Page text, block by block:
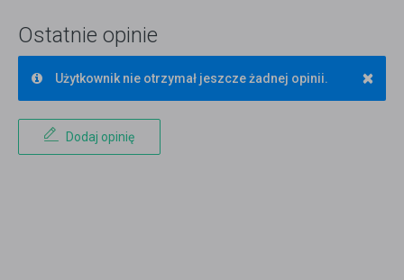
Ostatnie opinie
×
Użytkownik nie otrzymał jeszcze żadnej opinii.
Dodaj opinię